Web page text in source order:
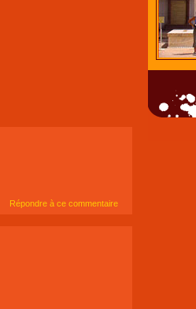
Répondre à ce commentaire